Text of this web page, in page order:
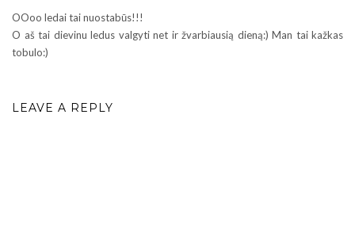
OOoo ledai tai nuostabūs!!!
O aš tai dievinu ledus valgyti net ir žvarbiausią dieną:) Man tai kažkas
tobulo:)
LEAVE A REPLY